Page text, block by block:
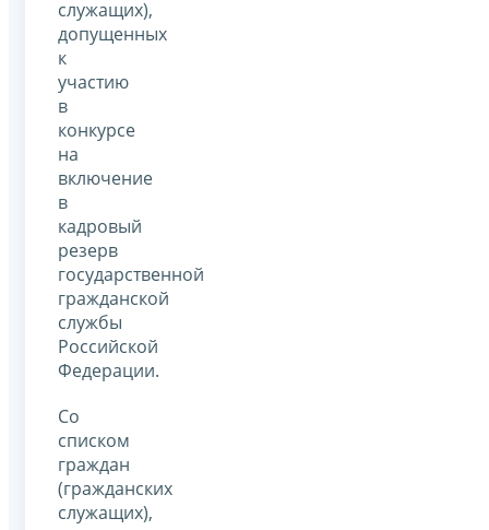
служащих),
допущенных
к
участию
в
конкурсе
на
включение
в
кадровый
резерв
государственной
гражданской
службы
Российской
Федерации.
Со
списком
граждан
(гражданских
служащих),